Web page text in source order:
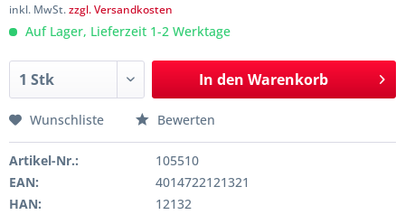
inkl. MwSt.zzgl. Versandkosten
Auf Lager, Lieferzeit 1-2 Werktage
In den Warenkorb
Wunschliste Bewerten
Artikel-Nr.:
105510
EAN:
4014722121321
HAN:
12132